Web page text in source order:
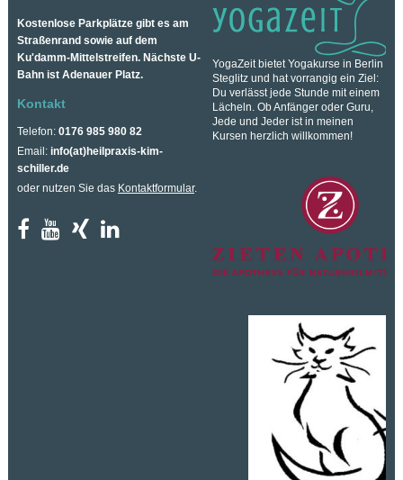
Kostenlose Parkplätze gibt es am
Straßenrand sowie auf dem
Ku'damm-Mittelstreifen. Nächste U-
Bahn ist Adenauer Platz.
Kontakt
Telefon: 0176 985 980 82
Email: info(at)heilpraxis-kim-
schiller.de
oder nutzen Sie das Kontaktformular.
YogaZeit bietet Yogakurse in Berlin
Steglitz und hat vorrangig ein Ziel:
Du verlässt jede Stunde mit einem
Lächeln. Ob Anfänger oder Guru,
Jede und Jeder ist in meinen
Kursen herzlich willkommen!